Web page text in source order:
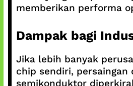
memberikan performa
Dampak bagi
Jika lebih banyak
chip sendiri, persaingan
semikonduktor